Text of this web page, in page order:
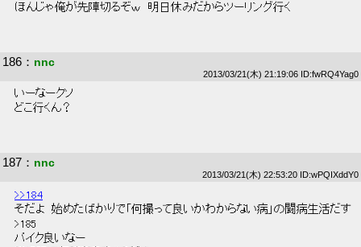
ほんじゃ俺が先陣切るぞｗ　明日休みだからツーリング行く
186 ： nnc
2013/03/21(木) 21:19:06 ID:fwRQ4Yag0
いーなークソ
どこ行くん？
187 ： nnc
2013/03/21(木) 22:53:20 ID:wPQIXddY0
>>184
そだよ  始めたばかりで「何撮って良いかわからない病」の闘病生活だす
>185
バイク良いなー